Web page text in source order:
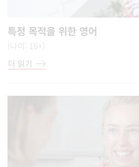
특정 목적을 위한 영어
(나이: 16+)
더 읽기